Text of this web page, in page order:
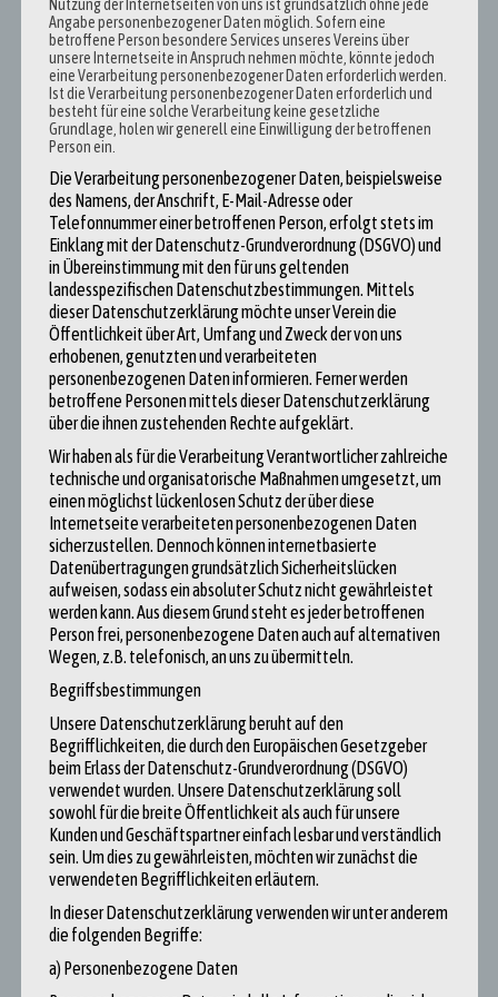
haben, konzentrieren sollten.
Auch das momentan sehr brisante Thema der Flüchtlingspolitik weckte
unser Diskussionsinteresse. „Es ist ja nicht so, dass der Flüchtling
ankam und die Glasfaserkabel aus dem Boden gerissen hat, um
Deutschlands Infrastruktur zu schädigen.“ bekannte der Politiker sich
zu seinem Standpunkt. Damit bringt er das Wesentliche auf den Punkt,
da generelle Probleme einfach auf Flüchtlinge projiziert werden, um
einen Sündenbock zu haben.
Zum Abschluss unseres Besuches hat Danyal vorgeschlagen ein Selfie
für seinen Instagram Account (@real.danyal) aufzunehmen. Unserer
Meinung nach ist das eine der besten Methoden sich mit der jüngeren
Generation in Kontakt zu setzen. Er zeigt auf seiner Instagram Seite
auch außerpolitische Interessen und schafft somit eine Nähe zu seinen
Wählern. Er zeigt sich persönlich vor Bildern seines Lieblingsrappers bis
zur Farbe seiner Unterhose, wodurch er auf uns erfrischend natürlich
Wir sind mit einer schönen neuen Erfahrung aus dem Gespräch
herausgegangen, da wir einen motivierten und animierenden Politiker
voller Tatendrang kennen lernen durften.
Post
navigation
Sie haben leider die falsche Partei gewählt – Wir
korrigieren das für Sie!
Das Schülerkolleg International als Türöffner: Ein Blick in
neue Räume
Nutzung der Internetseiten von uns ist grundsätzlich ohne jede
Angabe personenbezogener Daten möglich. Sofern eine
betroffene Person besondere Services unseres Vereins über
unsere Internetseite in Anspruch nehmen möchte, könnte jedoch
eine Verarbeitung personenbezogener Daten erforderlich werden.
Ist die Verarbeitung personenbezogener Daten erforderlich und
besteht für eine solche Verarbeitung keine gesetzliche
Grundlage, holen wir generell eine Einwilligung der betroffenen
Person ein.
Die Verarbeitung personenbezogener Daten, beispielsweise
des Namens, der Anschrift, E-Mail-Adresse oder
Telefonnummer einer betroffenen Person, erfolgt stets im
Einklang mit der Datenschutz-Grundverordnung (DSGVO) und
in Übereinstimmung mit den für uns geltenden
landesspezifischen Datenschutzbestimmungen. Mittels
dieser Datenschutzerklärung möchte unser Verein die
Öffentlichkeit über Art, Umfang und Zweck der von uns
erhobenen, genutzten und verarbeiteten
personenbezogenen Daten informieren. Ferner werden
betroffene Personen mittels dieser Datenschutzerklärung
über die ihnen zustehenden Rechte aufgeklärt.
Wir haben als für die Verarbeitung Verantwortlicher zahlreiche
technische und organisatorische Maßnahmen umgesetzt, um
einen möglichst lückenlosen Schutz der über diese
Internetseite verarbeiteten personenbezogenen Daten
sicherzustellen. Dennoch können internetbasierte
Datenübertragungen grundsätzlich Sicherheitslücken
aufweisen, sodass ein absoluter Schutz nicht gewährleistet
werden kann. Aus diesem Grund steht es jeder betroffenen
Person frei, personenbezogene Daten auch auf alternativen
Wegen, z.B. telefonisch, an uns zu übermitteln.
Begriffsbestimmungen
Unsere Datenschutzerklärung beruht auf den
Begrifflichkeiten, die durch den Europäischen Gesetzgeber
beim Erlass der Datenschutz-Grundverordnung (DSGVO)
verwendet wurden. Unsere Datenschutzerklärung soll
sowohl für die breite Öffentlichkeit als auch für unsere
Kunden und Geschäftspartner einfach lesbar und verständlich
sein. Um dies zu gewährleisten, möchten wir zunächst die
verwendeten Begrifflichkeiten erläutern.
In dieser Datenschutzerklärung verwenden wir unter anderem
die folgenden Begriffe:
a) Personenbezogene Daten